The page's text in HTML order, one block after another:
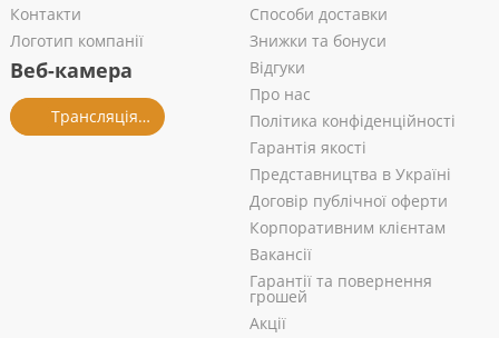
Контакти
Логотип компанії
Веб-камера
Трансляція із салону
Способи доставки
Знижки та бонуси
Відгуки
Про нас
Політика конфіденційності
Гарантія якості
Представництва в Україні
Договір публічної оферти
Корпоративним клієнтам
Вакансії
Гарантії та повернення
грошей
Акції